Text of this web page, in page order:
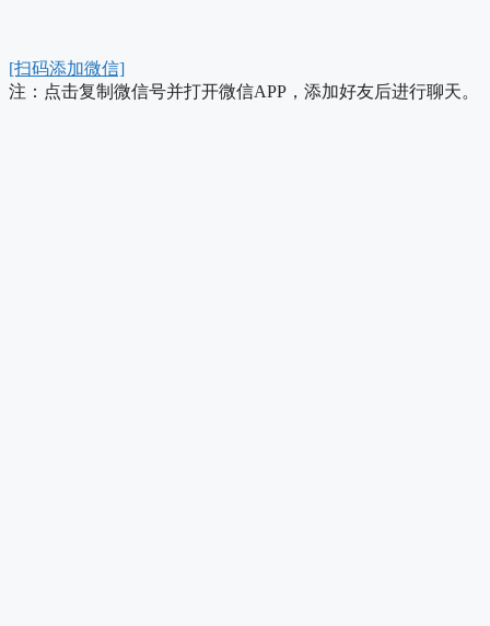
[扫码添加微信]
注：点击复制微信号并打开微信APP，添加好友后进行聊天。